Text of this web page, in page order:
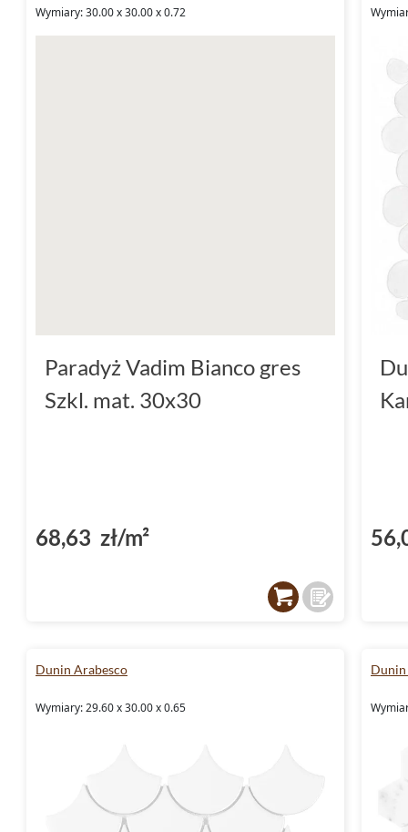
Wymiary: 30.00 x 30.00 x 0.72
Paradyż Vadim Bianco gres
Szkl. mat. 30x30
68,63 zł/m²
Dunin Arabesco
Wymiary: 29.60 x 30.00 x 0.65